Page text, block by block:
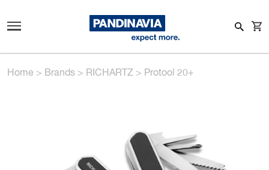
Home > Brands > RICHARTZ > Protool 20+